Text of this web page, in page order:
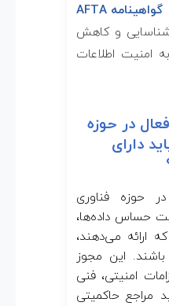
گواهینامه AFTA
و کاهش
امنیت اطلاعات
در حوزه
دارای
حوزه فناوری
حساس داده‌ها،
ارائه می‌دهند،
باشند. این مجوز
امنیتی، فنی
مراجع حاکمیتی